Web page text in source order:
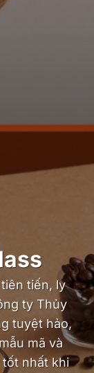
tiến, ly
ty Thủy
tuyệt hảo,
mã và
nhất khi